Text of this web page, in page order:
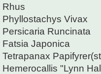
Rhus
Phyllostachys Vivax
Persicaria Runcinata
Fatsia Japonica
Tetrapanax
Hemerocallis "Lynn